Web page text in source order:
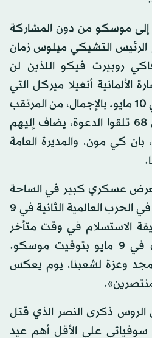
موسكو من دون المشاركة
الرئيس التشيكي ميلوس زمان
روبيرت فيكو اللذين لن
الألمانية أنغيلا ميركل التي
تزور العاصمة الروسية في 10 مايو. بالإجمال، من المرتقب
يحضر 22 قائدا من أصل 68 تلقوا الدعوة، يضاف إليهم
بان كي مون، والمديرة العامة
عسكري كبير في الساحة
الحمراء بانتصار التحالف في الحرب العالمية الثانية في 9
الاستسلام في وقت متأخر
في 8 منه في برلين أي في 9 مايو بتوقيت موسكو.
وعزة لشعبنا، يوم يعكس
من الروس ذكرى النصر الذي قتل
سوفياتي على الأقل أهم عيد